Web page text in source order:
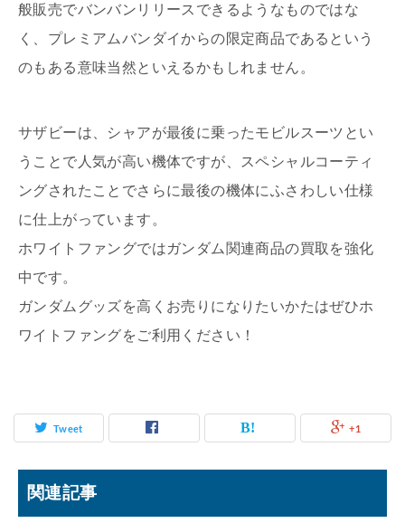
般販売でバンバンリリースできるようなものではな
く、プレミアムバンダイからの限定商品であるという
のもある意味当然といえるかもしれません。
サザビーは、シャアが最後に乗ったモビルスーツとい
うことで人気が高い機体ですが、スペシャルコーティ
ングされたことでさらに最後の機体にふさわしい仕様
に仕上がっています。
ホワイトファングではガンダム関連商品の買取を強化
中です。
ガンダムグッズを高くお売りになりたいかたはぜひホ
ワイトファングをご利用ください！
Tweet +1
関連記事